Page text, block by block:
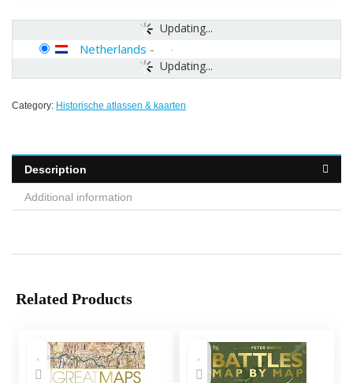
Updating...
Updating...
Netherlands -
Category: Historische atlassen & kaarten
Description
Additional information
Related Products